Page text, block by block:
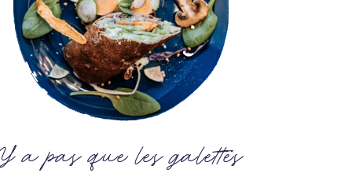
a pas que les galettes